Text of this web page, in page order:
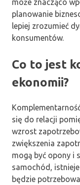
może znacząco
planowanie
lepiej zrozumieć
konsumentów.
Co to jest
ekonomii?
się do relacji
wzrost
zwiększenia
mogą być opony i
samochód,
będzie